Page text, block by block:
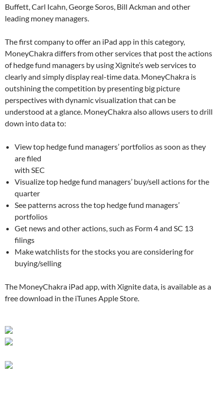
Buffett, Carl Icahn, George Soros, Bill Ackman and other
leading money managers.
The first company to offer an iPad app in this category,
MoneyChakra differs from other services that post the actions
of hedge fund managers by using Xignite’s web services to
clearly and simply display real-time data. MoneyChakra is
outshining the competition by presenting big picture
perspectives with dynamic visualization that can be
understood at a glance. MoneyChakra also allows users to drill
down into data to:
View top hedge fund managers’ portfolios as soon as they
are filed
with SEC
Visualize top hedge fund managers’ buy/sell actions for the
quarter
See patterns across the top hedge fund managers’
portfolios
Get news and other actions, such as Form 4 and SC 13
filings
Make watchlists for the stocks you are considering for
buying/selling
The MoneyChakra iPad app, with Xignite data, is available as a
free download in the iTunes Apple Store.